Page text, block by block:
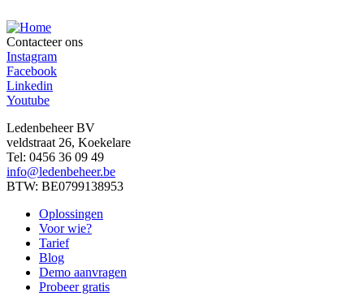
We nemen graag het zware werk voor je uit handen en staan klaar
om je taken te verlichten.
Boek een demo
Contacteer ons
Instagram
Facebook
Linkedin
Youtube
Ledenbeheer BV
veldstraat 26, Koekelare
Tel: 0456 36 09 49
info@ledenbeheer.be
BTW: BE0799138953
Oplossingen
Voor wie?
Tarief
Blog
Demo aanvragen
Probeer gratis